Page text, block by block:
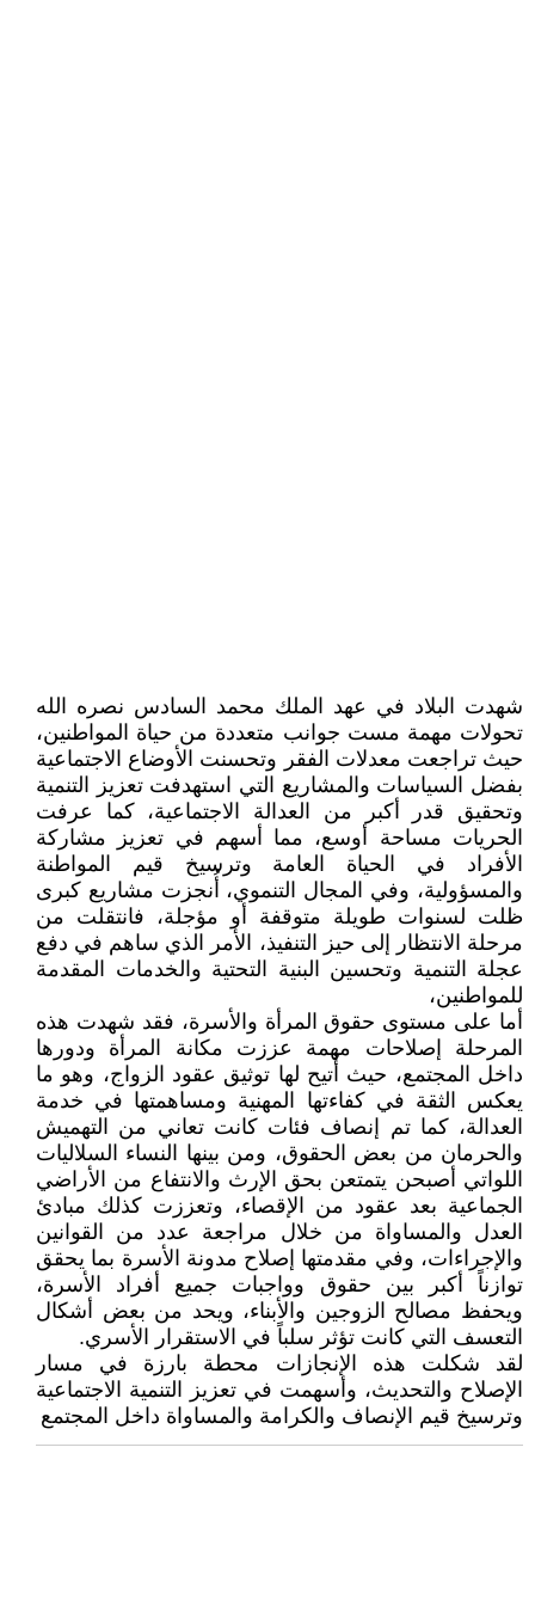
شهدت البلاد في عهد الملك محمد السادس نصره الله
تحولات مهمة مست جوانب متعددة من حياة المواطنين،
حيث تراجعت معدلات الفقر وتحسنت الأوضاع الاجتماعية
بفضل السياسات والمشاريع التي استهدفت تعزيز التنمية
وتحقيق قدر أكبر من العدالة الاجتماعية، كما عرفت
الحريات مساحة أوسع، مما أسهم في تعزيز مشاركة
الأفراد في الحياة العامة وترسيخ قيم المواطنة
والمسؤولية، وفي المجال التنموي، أُنجزت مشاريع كبرى
ظلت لسنوات طويلة متوقفة أو مؤجلة، فانتقلت من
مرحلة الانتظار إلى حيز التنفيذ، الأمر الذي ساهم في دفع
عجلة التنمية وتحسين البنية التحتية والخدمات المقدمة
للمواطنين،
أما على مستوى حقوق المرأة والأسرة، فقد شهدت هذه
المرحلة إصلاحات مهمة عززت مكانة المرأة ودورها
داخل المجتمع، حيث أُتيح لها توثيق عقود الزواج، وهو ما
يعكس الثقة في كفاءتها المهنية ومساهمتها في خدمة
العدالة، كما تم إنصاف فئات كانت تعاني من التهميش
والحرمان من بعض الحقوق، ومن بينها النساء السلاليات
اللواتي أصبحن يتمتعن بحق الإرث والانتفاع من الأراضي
الجماعية بعد عقود من الإقصاء، وتعززت كذلك مبادئ
العدل والمساواة من خلال مراجعة عدد من القوانين
والإجراءات، وفي مقدمتها إصلاح مدونة الأسرة بما يحقق
توازناً أكبر بين حقوق وواجبات جميع أفراد الأسرة،
ويحفظ مصالح الزوجين والأبناء، ويحد من بعض أشكال
التعسف التي كانت تؤثر سلباً في الاستقرار الأسري.
لقد شكلت هذه الإنجازات محطة بارزة في مسار
الإصلاح والتحديث، وأسهمت في تعزيز التنمية الاجتماعية
وترسيخ قيم الإنصاف والكرامة والمساواة داخل المجتمع